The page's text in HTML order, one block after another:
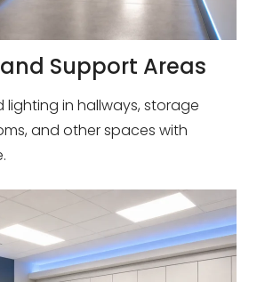
Support Areas
lighting in hallways, storage
and other spaces with